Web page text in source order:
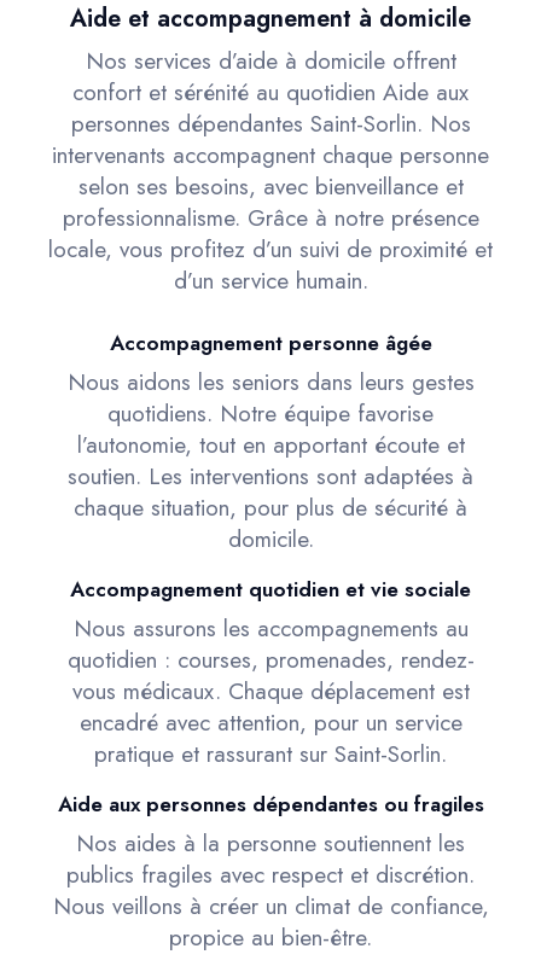
Aide et accompagnement à domicile
Nos services d’aide à domicile offrent
confort et sérénité au quotidien Aide aux
personnes dépendantes Saint-Sorlin. Nos
intervenants accompagnent chaque personne
selon ses besoins, avec bienveillance et
professionnalisme. Grâce à notre présence
locale, vous profitez d’un suivi de proximité et
d’un service humain.
Accompagnement personne âgée
Nous aidons les seniors dans leurs gestes
quotidiens. Notre équipe favorise
l’autonomie, tout en apportant écoute et
soutien. Les interventions sont adaptées à
chaque situation, pour plus de sécurité à
domicile.
Accompagnement quotidien et vie sociale
Nous assurons les accompagnements au
quotidien : courses, promenades, rendez-
vous médicaux. Chaque déplacement est
encadré avec attention, pour un service
pratique et rassurant sur Saint-Sorlin.
Aide aux personnes dépendantes ou fragiles
Nos aides à la personne soutiennent les
publics fragiles avec respect et discrétion.
Nous veillons à créer un climat de confiance,
propice au bien-être.